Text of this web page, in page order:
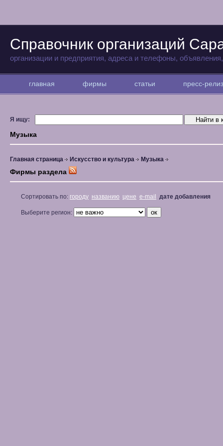
Справочник организаций
организации и предприятия, адреса и телефоны,
главная фирмы статьи пресс-
Я ищу:
Музыка
Главная страница Искусство и культура Музыка
Фирмы раздела
Сортировать по: городу названию цене e-mail дате добавления
Выберите регион: